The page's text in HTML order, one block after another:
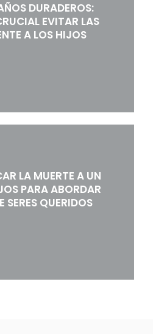
DURADEROS:
EVITAR LAS
A LOS HIJOS
LA MUERTE A UN
PARA ABORDAR
SERES QUERIDOS